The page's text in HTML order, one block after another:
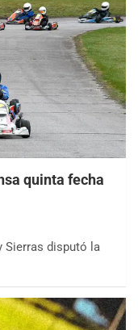
quinta fecha
Sierras disputó la